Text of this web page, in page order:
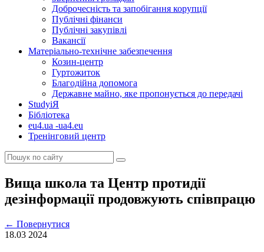
Доброчесність та запобігання корупції
Публічні фінанси
Публічні закупівлі
Вакансії
Матеріально-технічне забезпечення
Козин-центр
Гуртожиток
Благодійна допомога
Державне майно, яке пропонується до передачі
StudyіЯ
Бібліотека
eu4.ua -ua4.eu
Тренінговий центр
Вища школа та Центр протидії
дезінформації продовжують співпрацю
← Повернутися
18.03 2024